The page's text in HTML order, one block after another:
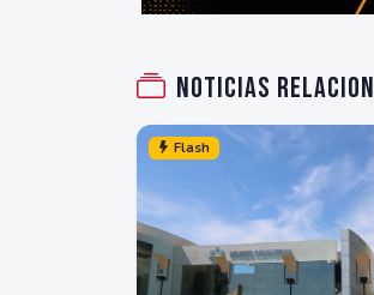
Noticias
Flash